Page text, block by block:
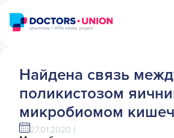
Найдена связь
поликистозом
микробиомом
27.01.2020